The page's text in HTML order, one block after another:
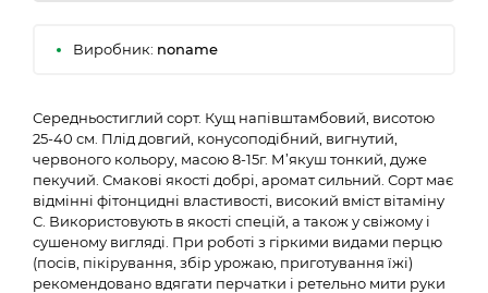
Виробник: noname
Середньостиглий сорт. Кущ напівштамбовий, висотою
25-40 см. Плід довгий, конусоподібний, вигнутий,
червоного кольору, масою 8-15г. М’якуш тонкий, дуже
пекучий. Смакові якості добрі, аромат сильний. Сорт має
відмінні фітонцидні властивості, високий вміст вітаміну
С. Використовують в якості спецій, а також у свіжому і
сушеному вигляді. При роботі з гіркими видами перцю
(посів, пікірування, збір урожаю, приготування їжі)
рекомендовано вдягати перчатки і ретельно мити руки